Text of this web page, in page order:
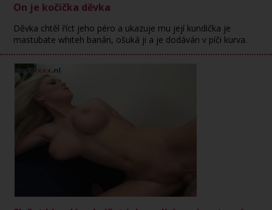
On je kočička děvka
Děvka chtěl říct jeho péro a ukazuje mu její kundička je
mastubate whiteh banán, ošuká ji a je dodáván v píči kurva.